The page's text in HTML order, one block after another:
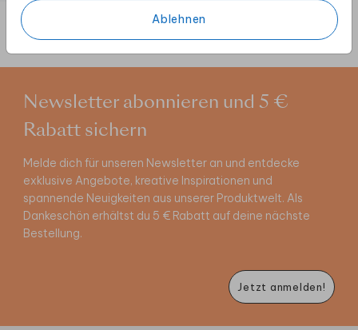
Ablehnen
Newsletter abonnieren und 5 €
Rabatt sichern
Melde dich für unseren Newsletter an und entdecke
exklusive Angebote, kreative Inspirationen und
spannende Neuigkeiten aus unserer Produktwelt. Als
Dankeschön erhältst du 5 € Rabatt auf deine nächste
Bestellung.
Jetzt anmelden!